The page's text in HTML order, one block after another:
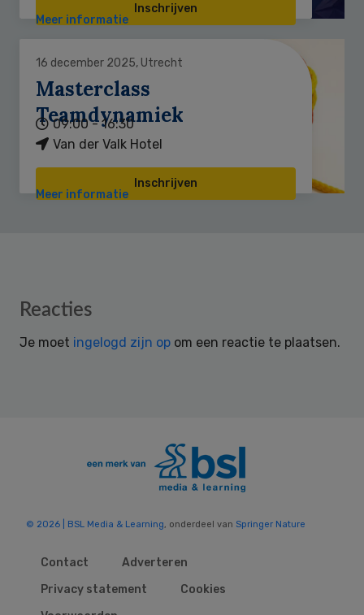
Inschrijven
Meer informatie
16 december 2025, Utrecht
Masterclass
Teamdynamiek
09:00 - 16:30
Van der Valk Hotel
Inschrijven
Meer informatie
Reader
Reacties
Je moet ingelogd zijn op om een reactie te plaatsen.
© 2026 | BSL Media & Learning , onderdeel van Springer Nature
Contact
Adverteren
Privacy statement
Cookies